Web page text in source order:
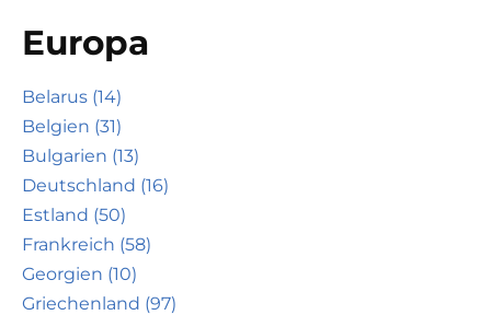
Europa
Belarus (14)
Belgien (31)
Bulgarien (13)
Deutschland (16)
Estland (50)
Frankreich (58)
Georgien (10)
Griechenland (97)